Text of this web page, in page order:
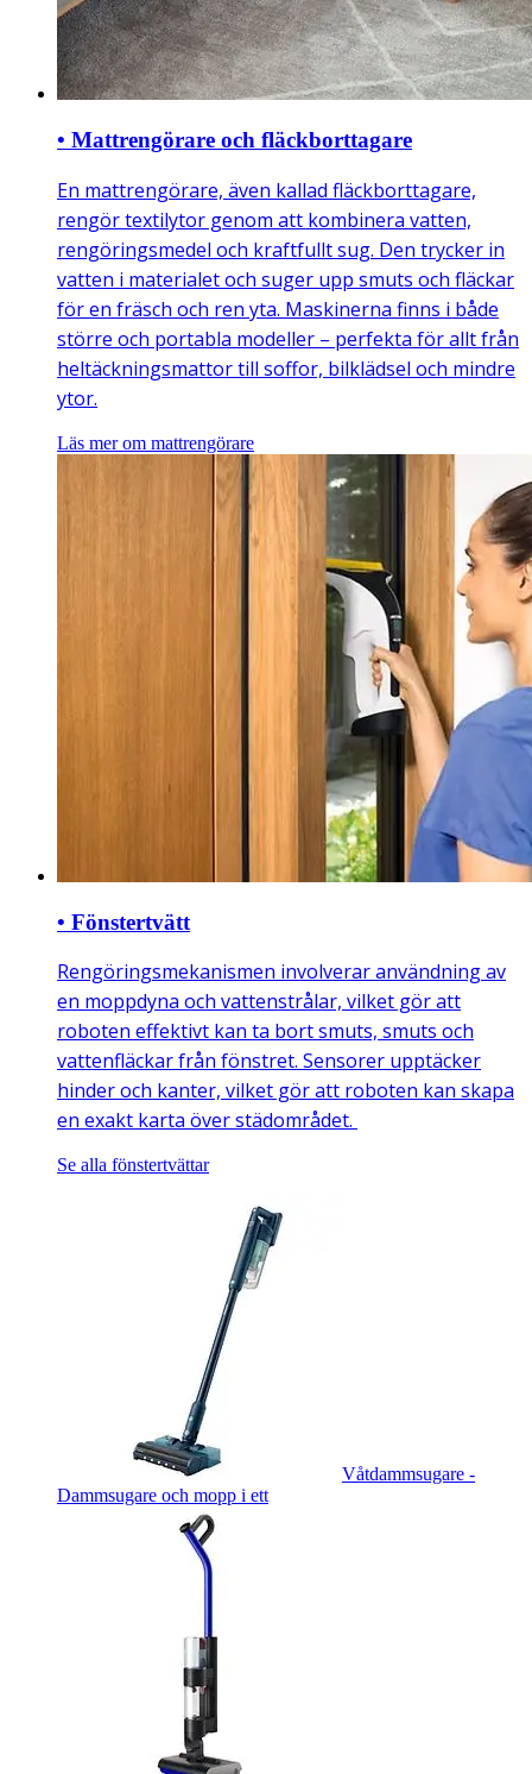
• Mattrengörare och fläckborttagare
En mattrengörare, även kallad fläckborttagare,
rengör textilytor genom att kombinera vatten,
rengöringsmedel och kraftfullt sug. Den trycker in
vatten i materialet och suger upp smuts och fläckar
för en fräsch och ren yta. Maskinerna finns i både
större och portabla modeller – perfekta för allt från
heltäckningsmattor till soffor, bilklädsel och mindre
ytor.
Läs mer om mattrengörare
• Fönstertvätt
Rengöringsmekanismen involverar användning av
en moppdyna och vattenstrålar, vilket gör att
roboten effektivt kan ta bort smuts, smuts och
vattenfläckar från fönstret. Sensorer upptäcker
hinder och kanter, vilket gör att roboten kan skapa
en exakt karta över städområdet.
Se alla fönstertvättar
Våtdammsugare -
Dammsugare och mopp i ett